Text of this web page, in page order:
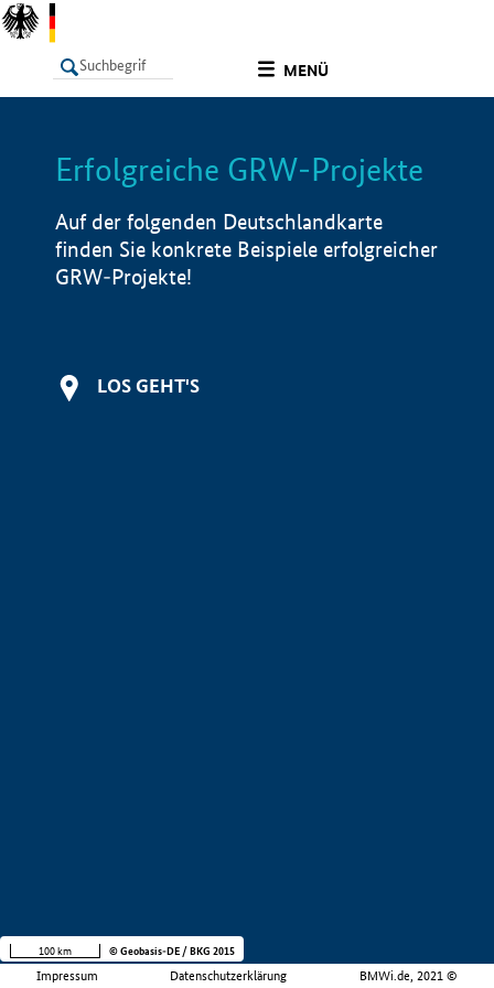
MENÜ
LISTE Info
Erfolgreiche GRW-Projekte
Auf der folgenden Deutschlandkarte
finden Sie konkrete Beispiele erfolgreicher
GRW-Projekte!
LOS GEHT'S
Impressum Datenschutzerklärung BMWi.de, 2021 ©
100 km © Geobasis-DE / BKG 2015